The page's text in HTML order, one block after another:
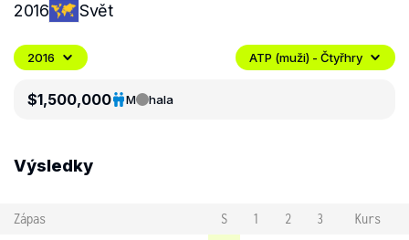
2016 Svět
2016 ATP (muži) - Čtyřhry
$1,500,000 M hala
Výsledky
Zápas S 1 2 3
Kurs